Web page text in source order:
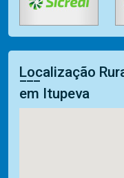
Localização
em Itupeva